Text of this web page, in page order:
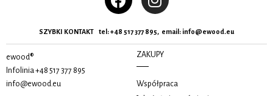
SZYBKI KONTAKT tel:+48 517 377 895, email: info@ewood.eu
ewood®
Infolinia+48 517 377 895
info@ewood.eu
ZAKUPY
Współpraca